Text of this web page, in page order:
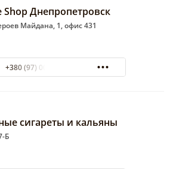
Днепропетровск
Майдана, 1, офис 431
+380 (97) 0069555
сигареты и кальяны
Б